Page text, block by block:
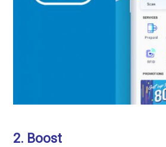
2. Boost